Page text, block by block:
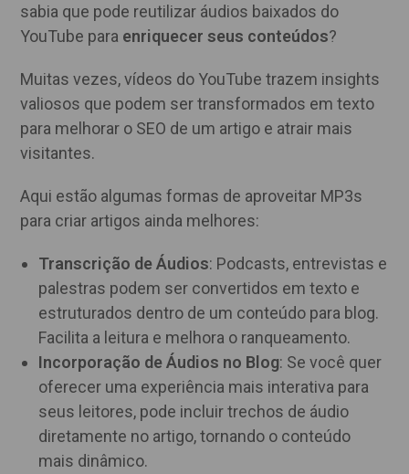
sabia que pode reutilizar áudios baixados do
YouTube para enriquecer seus conteúdos?
Muitas vezes, vídeos do YouTube trazem insights
valiosos que podem ser transformados em texto
para melhorar o SEO de um artigo e atrair mais
visitantes.
Aqui estão algumas formas de aproveitar MP3s
para criar artigos ainda melhores:
Transcrição de Áudios: Podcasts, entrevistas e
palestras podem ser convertidos em texto e
estruturados dentro de um conteúdo para blog.
Facilita a leitura e melhora o ranqueamento.
Incorporação de Áudios no Blog: Se você quer
oferecer uma experiência mais interativa para
seus leitores, pode incluir trechos de áudio
diretamente no artigo, tornando o conteúdo
mais dinâmico.